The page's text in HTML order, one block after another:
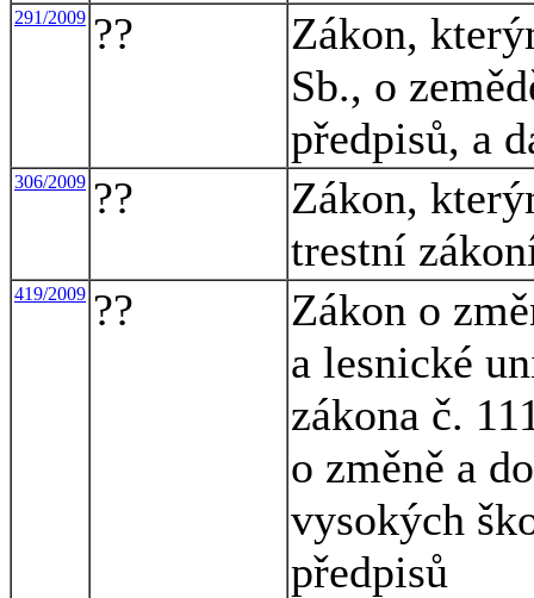
291/2009 ??
Zákon,
Sb., o
předpisů, a
306/2009 ??
Zákon,
trestní
419/2009 ??
Zákon o
a lesnické
zákona č.
o změně a
vysokých
předpisů